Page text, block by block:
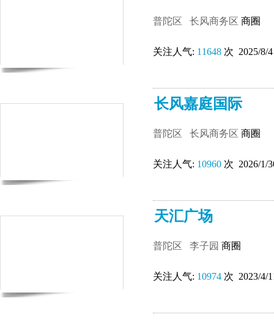
普陀区 长风商务区 商圈
关注人气: 11648 次 2025/8/4
长风嘉庭国际
普陀区 长风商务区 商圈
关注人气: 10960 次 2026/1/
天汇广场
普陀区 李子园 商圈
关注人气: 10974 次 2023/4/